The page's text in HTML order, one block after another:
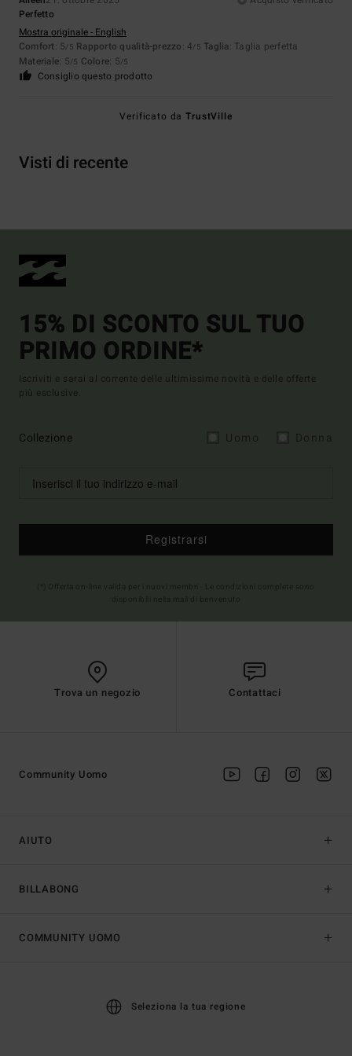
Perfetto
Mostra originale - English
Comfort: 5/5 Rapporto qualità-prezzo: 4/5 Taglia: Taglia perfetta
Materiale: 5/5 Colore: 5/5
Consiglio questo prodotto
Verificato daTrustVille
Visti di recente
15% DI SCONTO SUL TUO
PRIMO ORDINE*
Iscriviti e sarai al corrente delle ultimissime novità e delle offerte
più esclusive.
Collezione
Registrarsi
Trova un negozio Contattaci
AIUTO
BILLABONG
Community Uomo
COMMUNITY UOMO
Seleziona la tua regione